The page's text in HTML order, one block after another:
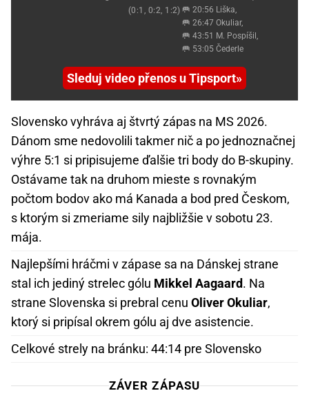
(0:1, 0:2, 1:2) 🥅 20:56 Liška,
🥅 26:47 Okuliar,
🥅 43:51 M. Pospíšil,
🥅 53:05 Čederle
Sleduj video přenos u Tipsport
Slovensko vyhráva aj štvrtý zápas na MS 2026.
Dánom sme nedovolili takmer nič a po jednoznačnej
výhre 5:1 si pripisujeme ďalšie tri body do B-skupiny.
Ostávame tak na druhom mieste s rovnakým
počtom bodov ako má Kanada a bod pred Českom,
s ktorým si zmeriame sily najbližšie v sobotu 23.
mája.
Najlepšími hráčmi v zápase sa na Dánskej strane
stal ich jediný strelec gólu Mikkel Aagaard. Na
strane Slovenska si prebral cenu Oliver Okuliar,
ktorý si pripísal okrem gólu aj dve asistencie.
Celkové strely na bránku: 44:14 pre Slovensko
ZÁVER ZÁPASU